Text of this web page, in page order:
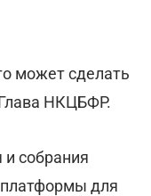
может сделать
НКЦБФР.
собрания
платформы для